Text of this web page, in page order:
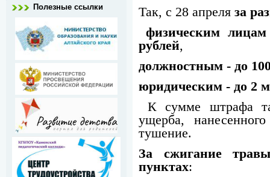
Полезные ссылки
Так, с 28 апреля за
физическим лицам
рублей,
должностным - до
юридическим - до 2
К сумме штрафа
ущерба,
тушение.
За сжигание
пунктах: